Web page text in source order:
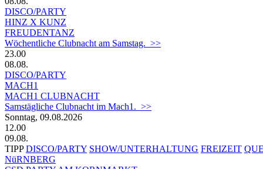
DISCO/PARTY
HINZ X KUNZ
FREUDENTANZ
Wöchentliche Clubnacht am Samstag. >>
23.00
08.08.
DISCO/PARTY
MACH1
MACH1 CLUBNACHT
Samstägliche Clubnacht im Mach1. >>
Sonntag, 09.08.2026
12.00
09.08.
TIPP DISCO/PARTY SHOW/UNTERHALTUNG FREIZEIT
NüRNBERG